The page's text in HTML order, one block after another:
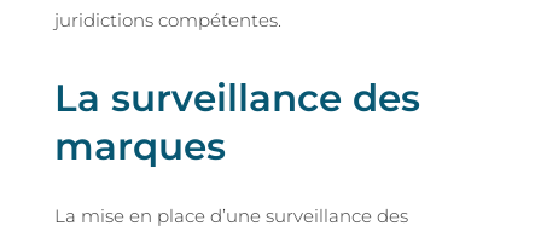
juridictions compétentes.
La surveillance des
marques
La mise en place d’une surveillance des